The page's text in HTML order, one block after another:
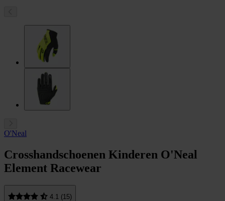
O'Neal
Crosshandschoenen Kinderen O'Neal
Element Racewear
4.1 (15)